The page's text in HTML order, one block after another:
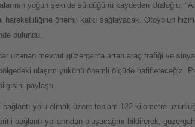
yoğun şekilde sürdüğünü kaydeden Uraloğlu,
önemli katkı sağlayacak. Otoyolun
bulundu.
uzanan mevcut güzergahta artan araç trafiği ve
ulaşım yükünü önemli ölçüde hafifleteceğiz.
paylaştı.
yolu olmak üzere toplam 122 kilometre
bağlantı yollarından oluşacağını bildirerek,